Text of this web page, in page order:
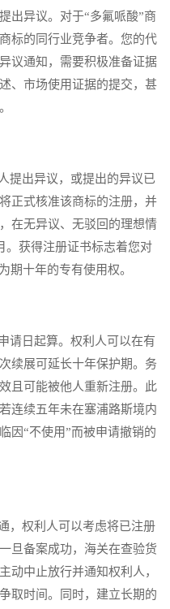
出异议。对于“多氟哌酸”商
标的同行业竞争者。您的代
议通知，需要积极准备证据
、市场使用证据的提交，甚
出异议，或提出的异议已
正式核准该商标的注册，并
在无异议、无驳回的理想情
。获得注册证书标志着您对
期十年的专有使用权。
日起算。权利人可以在有
续展可延长十年保护期。务
且可能被他人重新注册。此
连续五年未在塞浦路斯境内
因“不使用”而被申请撤销的
权利人可以考虑将已注册
旦备案成功，海关在查验货
动中止放行并通知权利人，
取时间。同时，建立长期的